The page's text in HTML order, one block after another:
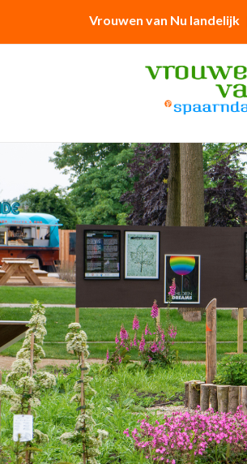
Vrouwen van Nu landelijk